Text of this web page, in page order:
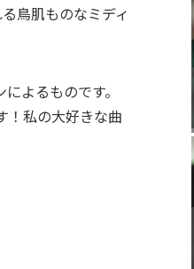
鳥肌ものなミディ
よるものです。
！私の大好きな曲